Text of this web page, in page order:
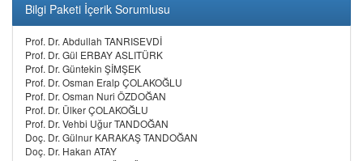
Bilgi Paketi İçerik Sorumlusu
Prof. Dr. Abdullah TANRISEVDİ
Prof. Dr. Gül ERBAY ASLITÜRK
Prof. Dr. Güntekin ŞİMŞEK
Prof. Dr. Osman Eralp ÇOLAKOĞLU
Prof. Dr. Osman Nuri ÖZDOĞAN
Prof. Dr. Ülker ÇOLAKOĞLU
Prof. Dr. Vehbi Uğur TANDOĞAN
Doç. Dr. Gülnur KARAKAŞ TANDOĞAN
Doç. Dr. Hakan ATAY